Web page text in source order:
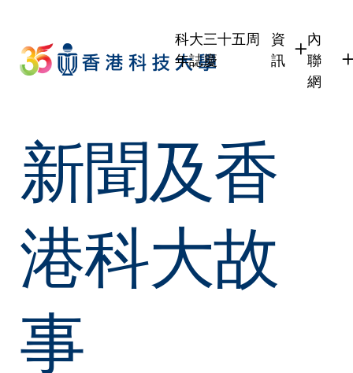
main
content
科大三十五周
年誌慶
資
訊
內
聯
網
新聞及香
港科大故
事